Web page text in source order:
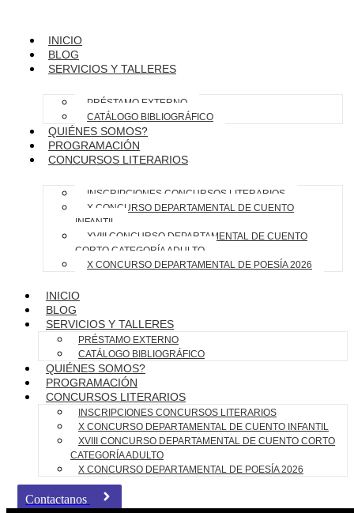
INICIO
BLOG
SERVICIOS Y TALLERES
PRÉSTAMO EXTERNO
CATÁLOGO BIBLIOGRÁFICO
QUIÉNES SOMOS?
PROGRAMACIÓN
CONCURSOS LITERARIOS
INSCRIPCIONES CONCURSOS LITERARIOS
X CONCURSO DEPARTAMENTAL DE CUENTO
INFANTIL
XVIII CONCURSO DEPARTAMENTAL DE CUENTO
CORTO CATEGORÍA ADULTO
X CONCURSO DEPARTAMENTAL DE POESÍA 2026
INICIO
BLOG
SERVICIOS Y TALLERES
PRÉSTAMO EXTERNO
CATÁLOGO BIBLIOGRÁFICO
QUIÉNES SOMOS?
PROGRAMACIÓN
CONCURSOS LITERARIOS
INSCRIPCIONES CONCURSOS LITERARIOS
X CONCURSO DEPARTAMENTAL DE CUENTO INFANTIL
XVIII CONCURSO DEPARTAMENTAL DE CUENTO CORTO
CATEGORÍA ADULTO
X CONCURSO DEPARTAMENTAL DE POESÍA 2026
Contactanos